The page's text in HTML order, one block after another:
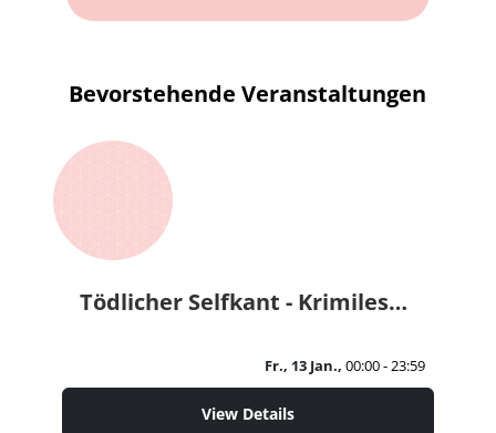
Bevorstehende Veranstaltungen
Tödlicher Selfkant - Krimilesung mit dem Auftakt-ChorAuftakt
Fr., 13 Jan.,00:00 - 23:59
View Details